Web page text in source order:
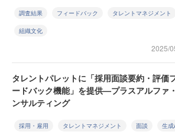
調査結果 フィードバック タレントマネジメント
組織文化
2025/
タレントパレットに「採用面談要約・評価
ードバック機能」を提供—プラスアルファ
ンサルティング
採用・雇用 タレントマネジメント 面談 生成